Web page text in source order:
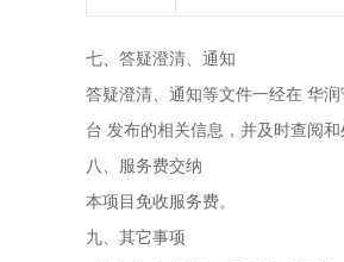
七、答疑澄清、通知
答疑澄清、通知等文件一经在 华润
台 发布的相关信息，并及时查阅和
八、服务费交纳
本项目免收服务费。
九、其它事项